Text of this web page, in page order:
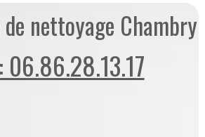
nettoyage Chambry
06.86.28.13.17